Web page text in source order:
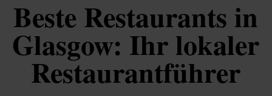
Beste Restaurants in
Glasgow: Ihr lokaler
Restaurantführer